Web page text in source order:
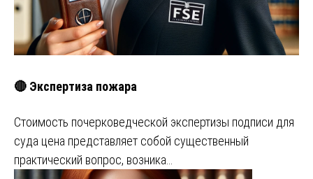
🔴 Экспертиза пожара
Стоимость почерковедческой экспертизы подписи для
суда цена представляет собой существенный
практический вопрос, возника…